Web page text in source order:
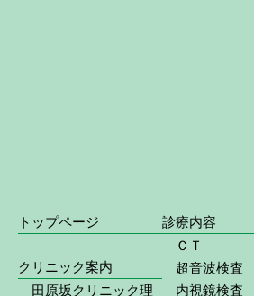
トップページ
クリニック案内
田原坂クリニック理
診療内容
ＣＴ
超音波検査
内視鏡検査